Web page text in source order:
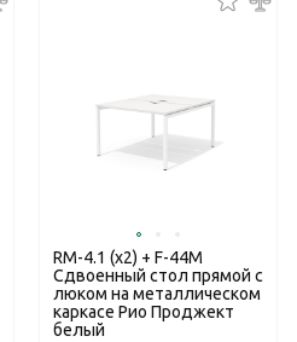
RM-4.1 (x2) + F-44M
Сдвоенный стол прямой с
люком на металлическом
каркасе Рио Проджект
белый